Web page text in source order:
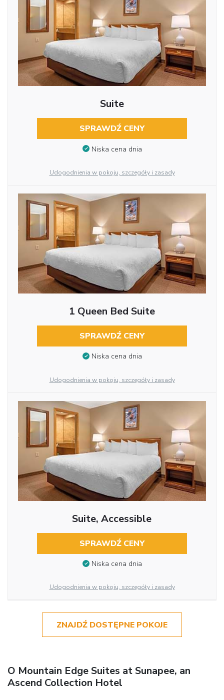
Suite
SPRAWDŹ CENY
Niska cena dnia
Udogodnienia w pokoju, szczegóły i zasady
1 Queen Bed Suite
SPRAWDŹ CENY
Niska cena dnia
Udogodnienia w pokoju, szczegóły i zasady
Suite, Accessible
SPRAWDŹ CENY
Niska cena dnia
Udogodnienia w pokoju, szczegóły i zasady
ZNAJDŹ DOSTĘPNE POKOJE
O Mountain Edge Suites at Sunapee, an
Ascend Collection Hotel